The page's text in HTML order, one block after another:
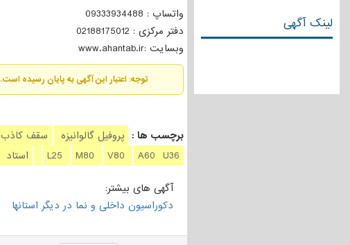
لینک آگهی
واتساپ : 09333934488
دفتر مرکزی : 02188175012
وبسایت :www.ahantab.ir
توجه: اعتبار این آگهی به پایان رسیده است.
برچسب ها : پروفیل گالوانیزه سقف کاذب
L25
M80 V80 A60 U36 استاد
آگهی های بیشتر:
دکوراسیون داخلی و نما در دیگر استانها